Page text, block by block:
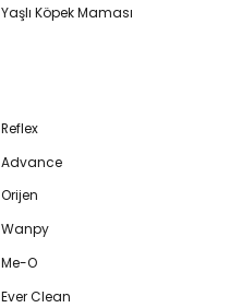
Yaşlı Köpek Maması
Reflex
Advance
Orijen
Wanpy
Me-O
Ever Clean